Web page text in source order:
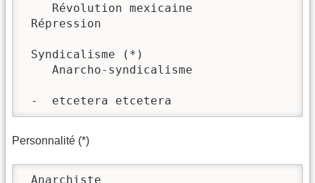
    Révolution mexicaine
Répression
Syndicalisme (*)
    Anarcho-syndicalisme
-  etcetera etcetera
Personnalité (*)
Anarchiste